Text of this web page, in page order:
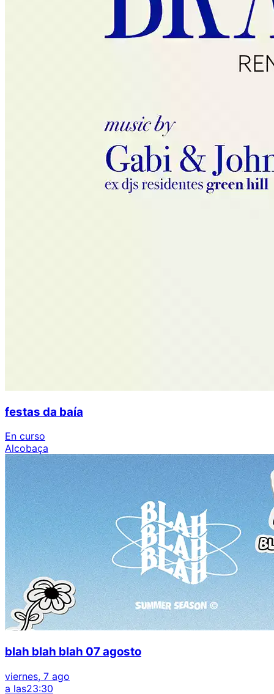
festas da baía
En curso
Alcobaça
blah blah blah 07 agosto
viernes, 7 ago
a las23:30